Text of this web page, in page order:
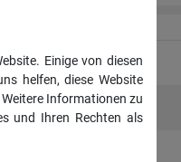
Einige von diesen
helfen, diese Website
Informationen zu
und Ihren Rechten als